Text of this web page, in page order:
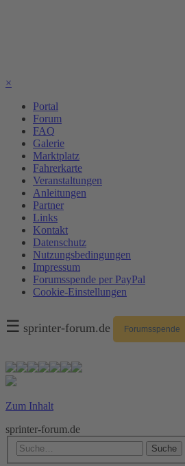
×
Portal
Forum
FAQ
Galerie
Marktplatz
Fahrerkarte
Veranstaltungen
Anleitungen
Partner
Links
Kontakt
Datenschutz
Nutzungsbedingungen
Impressum
Forumsspende per PayPal
Cookie-Einstellungen
☰ sprinter-forum.de Forumsspende
Zum Inhalt
sprinter-forum.de
Suche